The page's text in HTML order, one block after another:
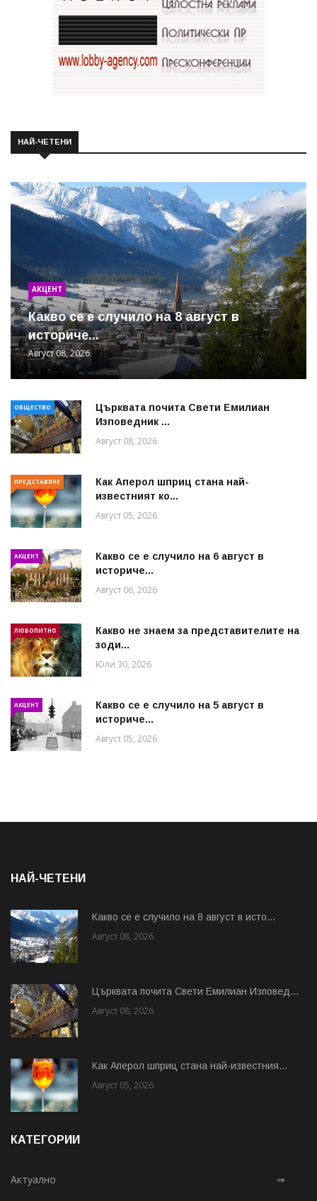
НАЙ-ЧЕТЕНИ
АКЦЕНТ
Какво се е случило на 8 август в
историче...
Август 08, 2026
ОБЩЕСТВО
Църквата почита Свeти Емилиан
Изповедник ...
Август 08, 2026
ПРЕДСТАВЯНЕ
Как Аперол шприц стана най-
известният ко...
Август 05, 2026
АКЦЕНТ
Какво се е случило на 6 август в
историче...
Август 06, 2026
ЛЮБОПИТНО
Какво не знаем за представителите на
зоди...
Юли 30, 2026
АКЦЕНТ
Какво се е случило на 5 август в
историче...
Август 05, 2026
НАЙ-ЧЕТЕНИ
Какво се е случило на 8 август в исто...
Август 08, 2026
Църквата почита Свeти Емилиан Изповед...
Август 08, 2026
Как Аперол шприц стана най-известния...
Август 05, 2026
КАТЕГОРИИ
Актуално ⇒